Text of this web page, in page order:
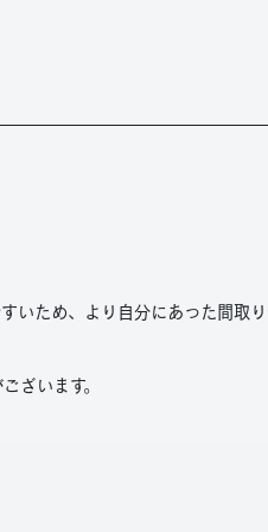
いため、より自分にあった間取
ざいます。